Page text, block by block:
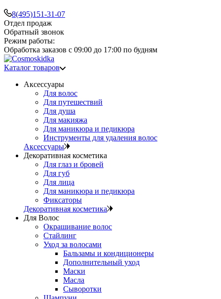
8(495)151-31-07
Отдел продаж
Обратный звонок
Режим работы:
Обработка заказов с 09:00 до 17:00 по будням
Каталог товаров
Аксессуары
Для волос
Для путешествий
Для душа
Для макияжа
Для маникюра и педикюра
Инструменты для удаления волос
Аксессуары
Декоративная косметика
Для глаз и бровей
Для губ
Для лица
Для маникюра и педикюра
Фиксаторы
Декоративная косметика
Для Волос
Окрашивание волос
Стайлинг
Уход за волосами
Бальзамы и кондиционеры
Дополнительный уход
Маски
Масла
Сыворотки